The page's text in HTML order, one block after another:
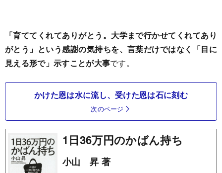
「育ててくれてありがとう。大学まで行かせてくれてあり
がとう」という感謝の気持ちを、言葉だけではなく「目に
見える形で」示すことが大事です。
かけた恩は水に流し、受けた恩は石に刻む
次のページ
1日36万円のかばん持ち
小山 昇 著